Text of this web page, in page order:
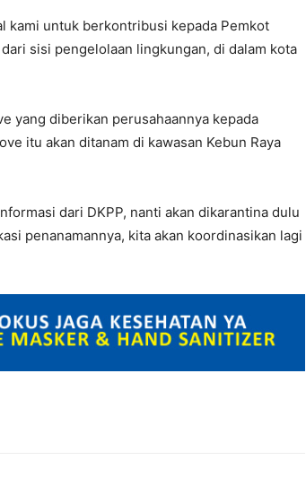
kami untuk berkontribusi kepada Pemkot
sisi pengelolaan lingkungan, di dalam kota
yang diberikan perusahaannya kepada
itu akan ditanam di kawasan Kebun Raya
dari DKPP, nanti akan dikarantina dulu
penanamannya, kita akan koordinasikan lagi